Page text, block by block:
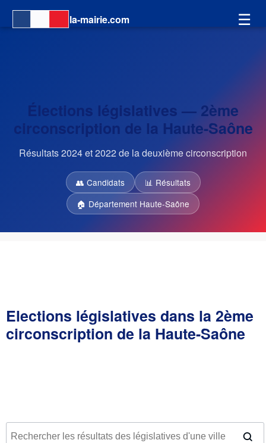
la-mairie.com ☰
Élections législatives — 2ème
circonscription de la Haute-Saône
Résultats 2024 et 2022 de la deuxième circonscription
👥 Candidats
📊 Résultats
🏠 Département Haute-Saône
Elections législatives dans la 2ème
circonscription de la Haute-Saône